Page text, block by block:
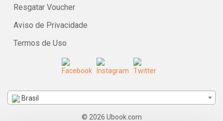
Resgatar Voucher
Aviso de Privacidade
Termos de Uso
Brasil
© 2026 Ubook.com